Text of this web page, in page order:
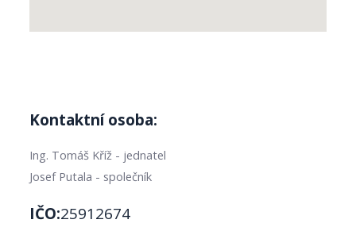
Kontaktní osoba:
Ing. Tomáš Kříž - jednatel
Josef Putala - společník
IČO:25912674